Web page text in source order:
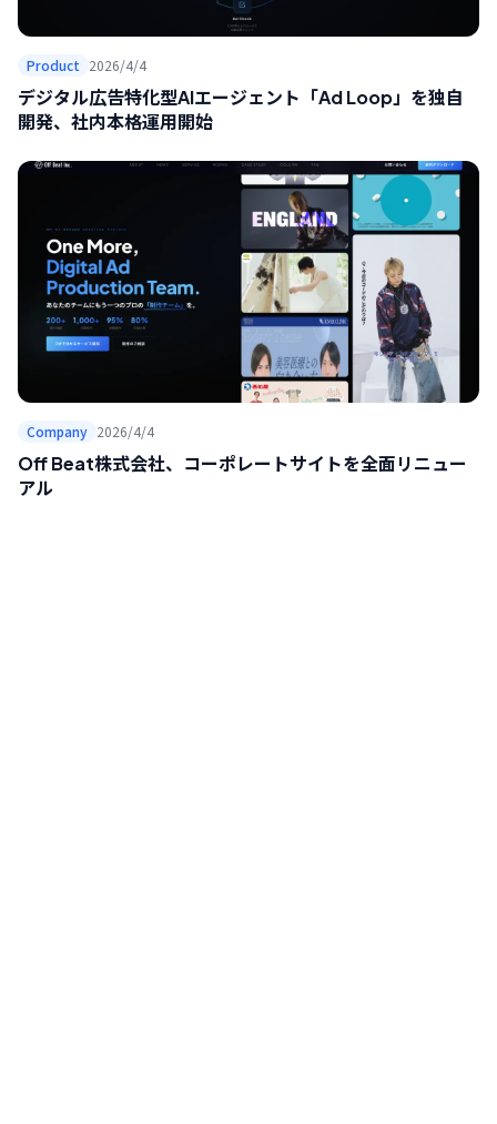
Product 2026/4/4
デジタル広告特化型AIエージェント「Ad Loop」を独自
開発、社内本格運用開始
Company 2026/4/4
Off Beat株式会社、コーポレートサイトを全面リニュー
アル